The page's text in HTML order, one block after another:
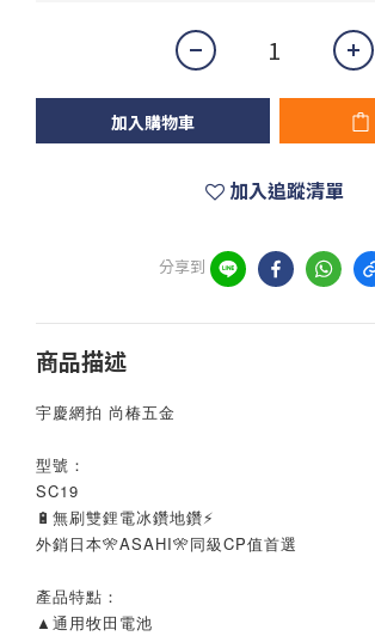
加入購物車
加入追蹤清單
分享到
商品描述
宇慶網拍 尚椿五金
型號：
SC19
🔋無刷雙鋰電冰鑽地鑽⚡
外銷日本🎌ASAHI🎌同級CP值首選
產品特點：
▲通用牧田電池